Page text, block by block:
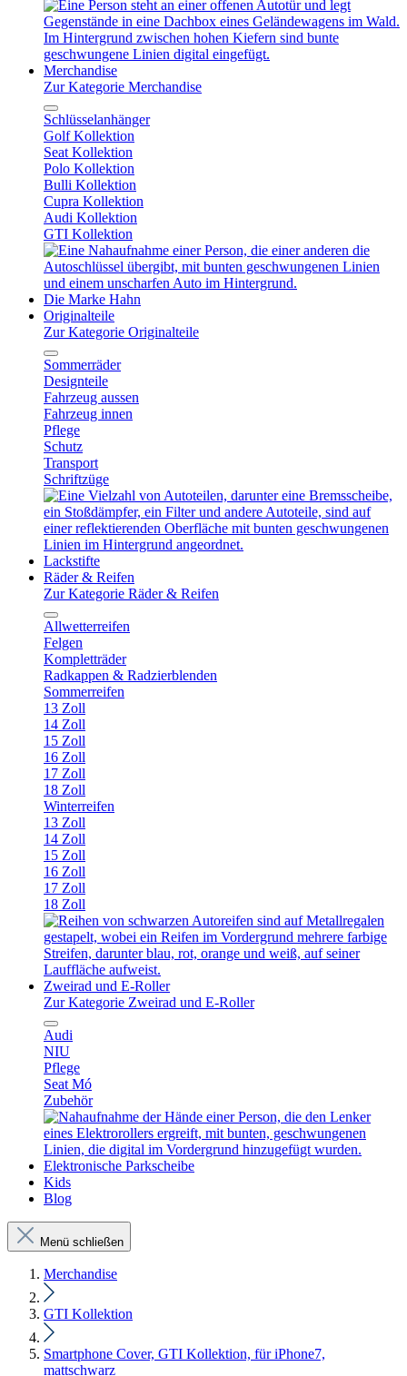
Merchandise
Zur Kategorie Merchandise
Schlüsselanhänger
Golf Kollektion
Seat Kollektion
Polo Kollektion
Bulli Kollektion
Cupra Kollektion
Audi Kollektion
GTI Kollektion
Die Marke Hahn
Originalteile
Zur Kategorie Originalteile
Sommerräder
Designteile
Fahrzeug aussen
Fahrzeug innen
Pflege
Schutz
Transport
Schriftzüge
Lackstifte
Räder & Reifen
Zur Kategorie Räder & Reifen
Allwetterreifen
Felgen
Kompletträder
Radkappen & Radzierblenden
Sommerreifen
13 Zoll
14 Zoll
15 Zoll
16 Zoll
17 Zoll
18 Zoll
Winterreifen
13 Zoll
14 Zoll
15 Zoll
16 Zoll
17 Zoll
18 Zoll
Zweirad und E-Roller
Zur Kategorie Zweirad und E-Roller
Audi
NIU
Pflege
Seat Mó
Zubehör
Elektronische Parkscheibe
Kids
Blog
Menü schließen
Merchandise
GTI Kollektion
Smartphone Cover, GTI Kollektion, für iPhone7,
mattschwarz